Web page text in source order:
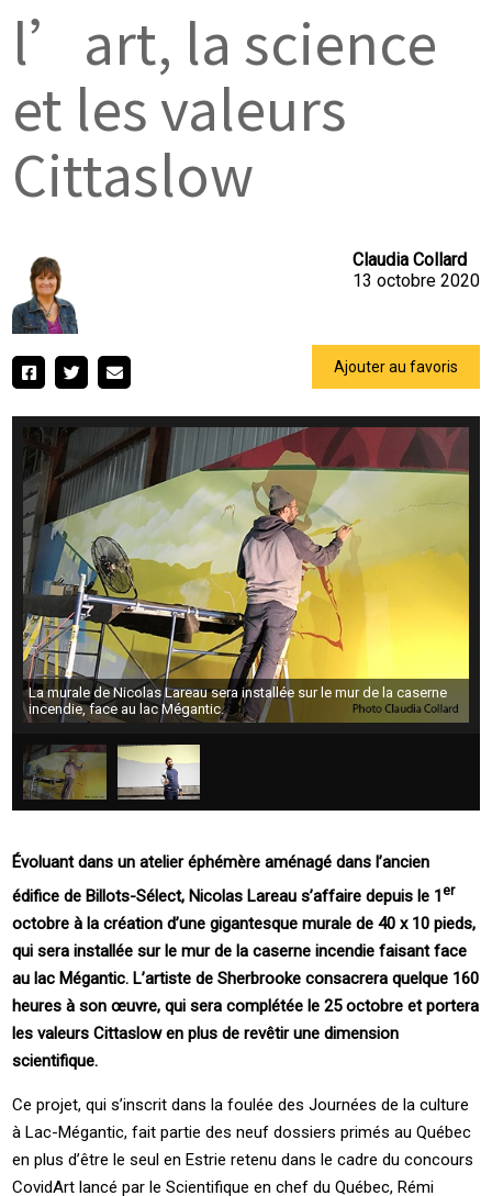
l’art, la science
et les valeurs
Cittaslow
Claudia Collard
13 octobre 2020
Ajouter au favoris
La murale de Nicolas Lareau sera installée sur le mur de la caserne
incendie, face au lac Mégantic.
Évoluant dans un atelier éphémère aménagé dans l’ancien
édifice de Billots-Sélect, Nicolas Lareau s’affaire depuis le 1er
octobre à la création d’une gigantesque murale de 40 x 10 pieds,
qui sera installée sur le mur de la caserne incendie faisant face
au lac Mégantic. L’artiste de Sherbrooke consacrera quelque 160
heures à son œuvre, qui sera complétée le 25 octobre et portera
les valeurs Cittaslow en plus de revêtir une dimension
scientifique.
Ce projet, qui s’inscrit dans la foulée des Journées de la culture
à Lac-Mégantic, fait partie des neuf dossiers primés au Québec
en plus d’être le seul en Estrie retenu dans le cadre du concours
CovidArt lancé par le Scientifique en chef du Québec, Rémi